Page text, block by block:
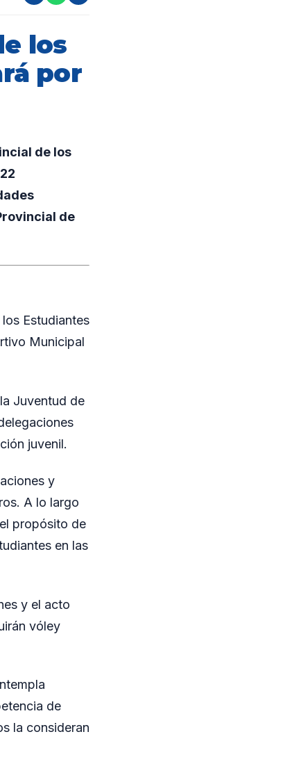
los
por
de los
de
Estudiantes
Municipal
Juventud de
juvenil.
y
A lo largo
propósito de
en las
y el acto
vóley
de
la consideran